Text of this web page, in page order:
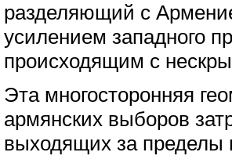
разделяющий с
усилением западного
происходящим с
Эта многосторонняя
армянских выборов
выходящих за пределы